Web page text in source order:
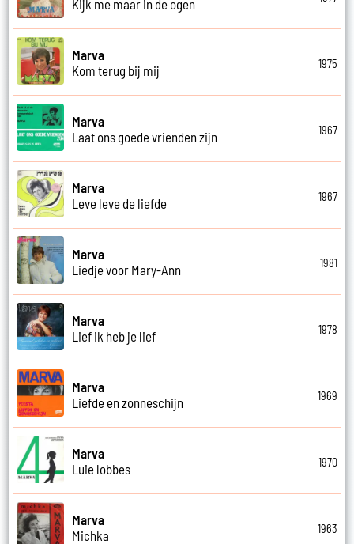
Kijk me maar in de ogen
Marva
Kom terug bij mij
1975
Marva
Laat ons goede vrienden zijn
1967
Marva
Leve leve de liefde
1967
Marva
Liedje voor Mary-Ann
1981
Marva
Lief ik heb je lief
1978
Marva
Liefde en zonneschijn
1969
Marva
Luie lobbes
1970
Marva
Michka
1963